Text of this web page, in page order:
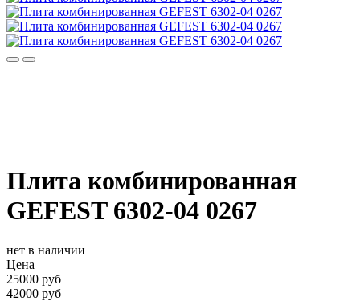
Плита комбинированная
GEFEST 6302-04 0267
нет в наличии
Цена
25000 руб
42000 руб